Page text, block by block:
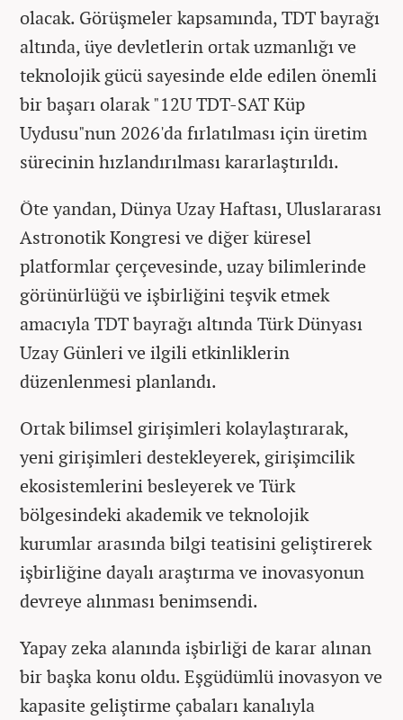
olacak. Görüşmeler kapsamında, TDT bayrağı
altında, üye devletlerin ortak uzmanlığı ve
teknolojik gücü sayesinde elde edilen önemli
bir başarı olarak "12U TDT-SAT Küp
Uydusu"nun 2026'da fırlatılması için üretim
sürecinin hızlandırılması kararlaştırıldı.
Öte yandan, Dünya Uzay Haftası, Uluslararası
Astronotik Kongresi ve diğer küresel
platformlar çerçevesinde, uzay bilimlerinde
görünürlüğü ve işbirliğini teşvik etmek
amacıyla TDT bayrağı altında Türk Dünyası
Uzay Günleri ve ilgili etkinliklerin
düzenlenmesi planlandı.
Ortak bilimsel girişimleri kolaylaştırarak,
yeni girişimleri destekleyerek, girişimcilik
ekosistemlerini besleyerek ve Türk
bölgesindeki akademik ve teknolojik
kurumlar arasında bilgi teatisini geliştirerek
işbirliğine dayalı araştırma ve inovasyonun
devreye alınması benimsendi.
Yapay zeka alanında işbirliği de karar alınan
bir başka konu oldu. Eşgüdümlü inovasyon ve
kapasite geliştirme çabaları kanalıyla